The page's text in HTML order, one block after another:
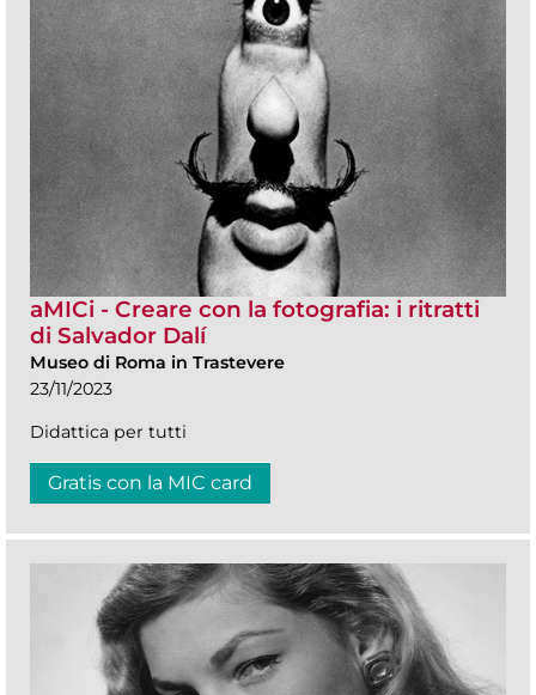
aMICi - Creare con la fotografia: i ritratti
di Salvador Dalí
Museo di Roma in Trastevere
23/11/2023
Didattica per tutti
Gratis con la MIC card